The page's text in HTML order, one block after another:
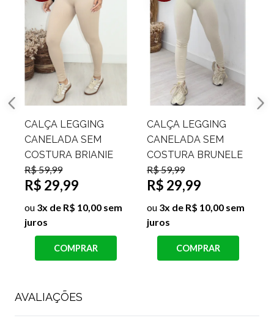
CALÇA LEGGING
CANELADA SEM
COSTURA BRIANIE
R$ 59,99
R$ 29,99
ou 3x de R$ 10,00 sem
juros
COMPRAR
CALÇA LEGGING
CANELADA SEM
COSTURA BRUNELE
R$ 59,99
R$ 29,99
ou 3x de R$ 10,00 sem
juros
COMPRAR
AVALIAÇÕES